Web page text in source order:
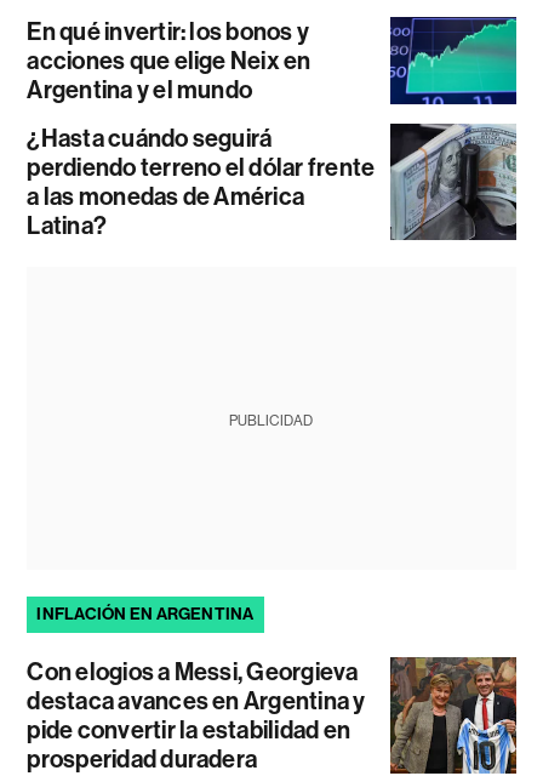
En qué invertir: los bonos y
acciones que elige Neix en
Argentina y el mundo
¿Hasta cuándo seguirá
perdiendo terreno el dólar frente
a las monedas de América
Latina?
PUBLICIDAD
INFLACIÓN EN ARGENTINA
Con elogios a Messi, Georgieva
destaca avances en Argentina y
pide convertir la estabilidad en
prosperidad duradera